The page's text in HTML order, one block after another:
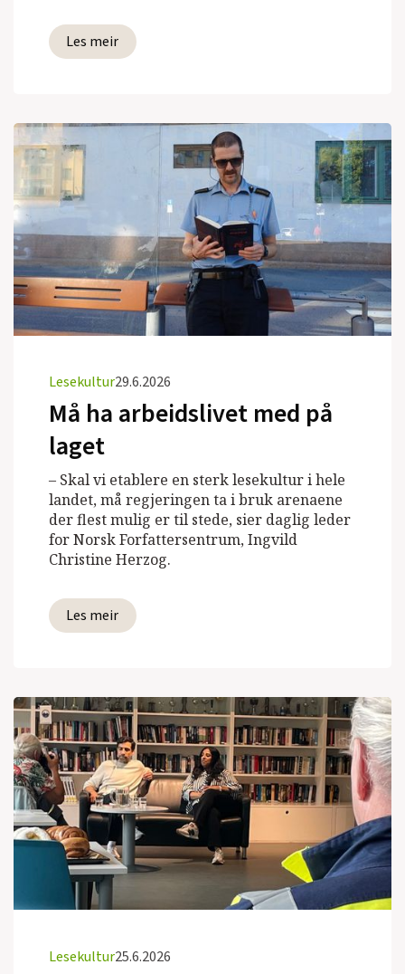
Les meir
Lesekultur29.6.2026
Må ha arbeidslivet med på
laget
– Skal vi etablere en sterk lesekultur i hele
landet, må regjeringen ta i bruk arenaene
der flest mulig er til stede, sier daglig leder
for Norsk Forfattersentrum, Ingvild
Christine Herzog.
Les meir
Lesekultur25.6.2026